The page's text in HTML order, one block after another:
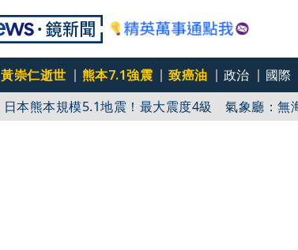
黃崇仁逝世 熊本7.1強震 致癌油 政治 國際
日本熊本規模5.1地震！最大震度4級 氣象廳：無
駐日代表李逸洋 出席廣島原爆和平紀念儀式